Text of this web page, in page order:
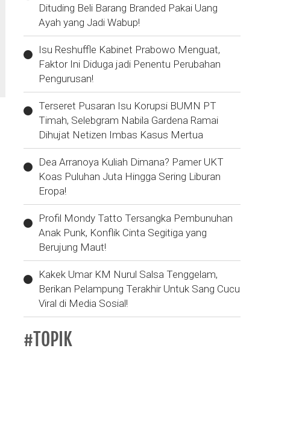
Dituding Beli Barang Branded Pakai Uang
Ayah yang Jadi Wabup!
Isu Reshuffle Kabinet Prabowo Menguat,
Faktor Ini Diduga jadi Penentu Perubahan
Pengurusan!
Terseret Pusaran Isu Korupsi BUMN PT
Timah, Selebgram Nabila Gardena Ramai
Dihujat Netizen Imbas Kasus Mertua
Dea Arranoya Kuliah Dimana? Pamer UKT
Koas Puluhan Juta Hingga Sering Liburan
Eropa!
Profil Mondy Tatto Tersangka Pembunuhan
Anak Punk, Konflik Cinta Segitiga yang
Berujung Maut!
Kakek Umar KM Nurul Salsa Tenggelam,
Berikan Pelampung Terakhir Untuk Sang Cucu
Viral di Media Sosial!
#TOPIK